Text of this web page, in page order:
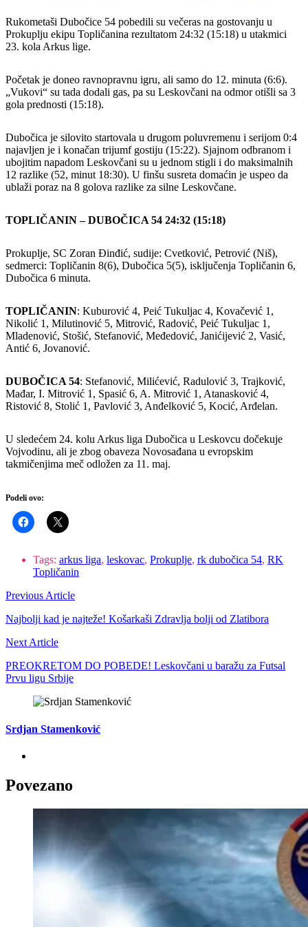
Rukometaši Dubočice 54 pobedili su večeras na gostovanju u
Prokuplju ekipu Topličanina rezultatom 24:32 (15:18) u utakmici
23. kola Arkus lige.
Početak je doneo ravnopravnu igru, ali samo do 12. minuta (6:6).
„Vukovi“ su tada dodali gas, pa su Leskovčani na odmor otišli sa 3
gola prednosti (15:18).
Dubočica je silovito startovala u drugom poluvremenu i serijom 0:4
najavljen je i konačan trijumf gostiju (15:22). Sjajnom odbranom i
ubojitim napadom Leskovčani su u jednom stigli i do maksimalnih
12 razlike (52, minut 18:30). U finšu susreta domaćin je uspeo da
ublaži poraz na 8 golova razlike za silne Leskovčane.
TOPLIČANIN – DUBOČICA 54 24:32 (15:18)
Prokuplje, SC Zoran Đinđić, sudije: Cvetković, Petrović (Niš),
sedmerci: Topličanin 8(6), Dubočica 5(5), isključenja Topličanin 6,
Dubočica 6 minuta.
TOPLIČANIN: Kuburović 4, Peić Tukuljac 4, Kovačević 1,
Nikolić 1, Milutinović 5, Mitrović, Radović, Peić Tukuljac 1,
Mladenović, Stošić, Stefanović, Međedović, Janićijević 2, Vasić,
Antić 6, Jovanović.
DUBOČICA 54: Stefanović, Milićević, Radulović 3, Trajković,
Mađar, I. Mitrović 1, Spasić 6, A. Mitrović 1, Atanasković 4,
Ristović 8, Stolić 1, Pavlović 3, Anđelković 5, Kocić, Arđelan.
U sledećem 24. kolu Arkus liga Dubočica u Leskovcu dočekuje
Vojvodinu, ali je zbog obaveza Novosađana u evropskim
takmičenjima meč odložen za 11. maj.
Podeli ovo:
Tags: arkus liga, leskovac, Prokuplje, rk dubočica 54, RK
Topličanin
Previous Article
Najbolji kad je najteže! Košarkaši Zdravlja bolji od Zlatibora
Next Article
PREOKRETOM DO POBEDE! Leskovčani u baražu za Futsal
Prvu ligu Srbije
Srdjan Stamenković
Povezano